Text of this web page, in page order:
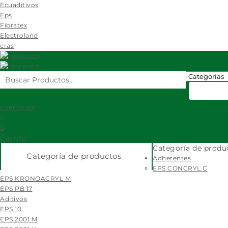
Ecuaditivos
Eps
Fibratex
Electroland
cras
User Login
0
0
Carrito
Categoría de productos
Categoría de
Adherentes
EPS CONCRYL C
EPS KRONOACRYL M
EPS PB 17
Aditivos
EPS 10
EPS 2001 M